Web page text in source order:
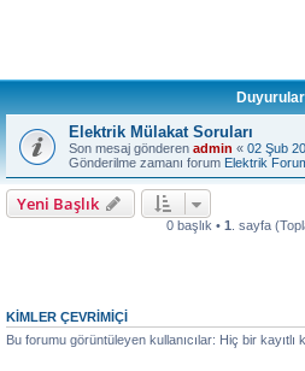
Duyurular
Elektrik Mülakat Soruları
Son mesaj gönderen admin « 02 Şub
Gönderilme zamanı forum Elektrik
Yeni Başlık
0 başlık • 1 . sayfa
KIMLER ÇEVRIMIÇI
Bu forumu görüntüleyen kullanıcılar: Hiç bir kayıtlı